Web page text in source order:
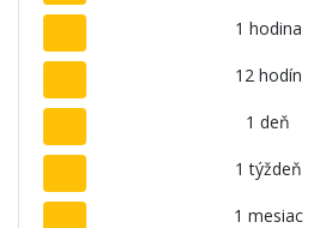
1 hodina
12 hodín
1 deň
1 týždeň
1 mesiac